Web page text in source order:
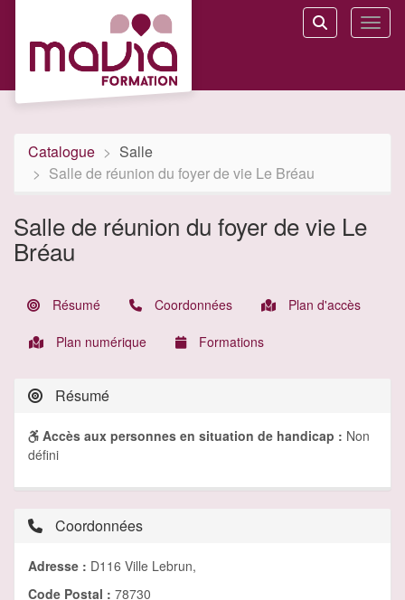
Aller au menu principal
Aller au contenu principal
Personnaliser l'interface
Rechercher
Catalogue
Salle
Salle de réunion du foyer de vie Le Bréau
Salle de réunion du foyer de vie Le
Bréau
Résumé Coordonnées Plan d'accès
Plan numérique Formations
Résumé
Accès aux personnes en situation de handicap : Non
défini
Coordonnées
Adresse : D116 Ville Lebrun,
Code Postal : 78730